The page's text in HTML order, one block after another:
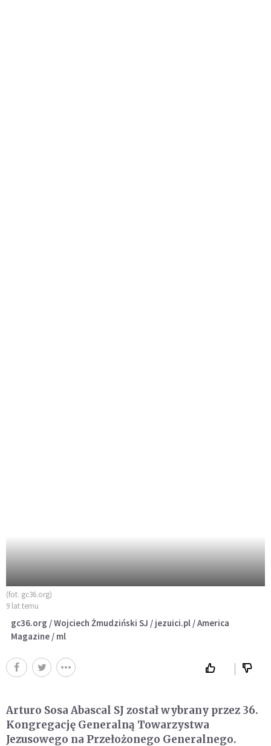
(fot. gc36.org)
9 lat temu
gc36.org / Wojciech Żmudziński SJ / jezuici.pl / America
Magazine / ml
Arturo Sosa Abascal SJ został wybrany przez 36.
Kongregację Generalną Towarzystwa
Jezusowego na Przełożonego Generalnego.